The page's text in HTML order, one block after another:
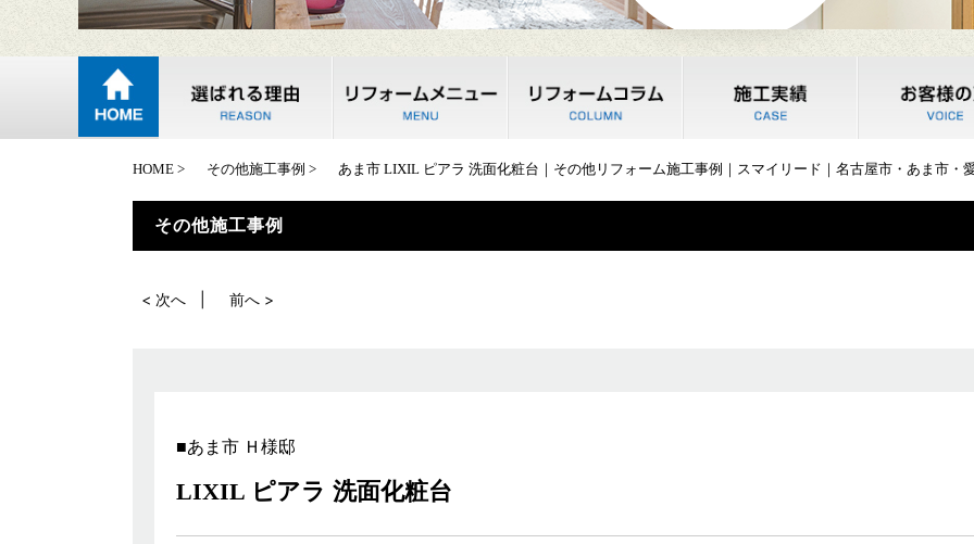
HOME その他施工事例 あま市 LIXIL ピアラ 洗面化粧台｜その他リフォーム施工事例｜スマイリード｜名古屋市・あま市・
その他施工事例
< 次へ 前へ >
あま市 Ｈ様邸
LIXIL ピアラ 洗面化粧台